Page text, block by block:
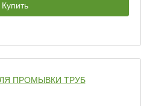
Купить
ПРОМЫВКИ ТРУБ